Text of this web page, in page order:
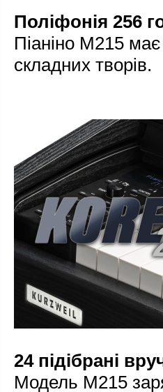
Поліфонія 256
Піаніно M215
складних творів.
24 підібрані
Модель M215